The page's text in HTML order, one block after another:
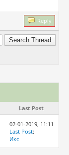
Reply
Last Post
02-01-2019, 11:11
Last Post:
Икс